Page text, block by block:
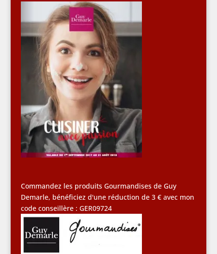
Commandez les produits Gourmandises de Guy
Demarle, bénéficiez d'une réduction de 3 € avec mon
code conseillère : GER09724